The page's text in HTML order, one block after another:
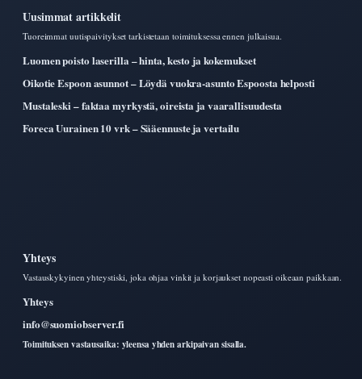
Uusimmat artikkelit
Tuoreimmat uutispaivitykset tarkistetaan toimituksessa ennen julkaisua.
Luomen poisto laserilla – hinta, kesto ja kokemukset
Oikotie Espoon asunnot – Löydä vuokra-asunto Espoosta helposti
Mustaleski – faktaa myrkystä, oireista ja vaarallisuudesta
Foreca Uurainen 10 vrk – Sääennuste ja vertailu
Yhteys
Vastauskykyinen yhteystiski, joka ohjaa vinkit ja korjaukset nopeasti oikeaan paikkaan.
Yhteys
info@suomiobserver.fi
Toimituksen vastausaika: yleensa yhden arkipaivan sisalla.